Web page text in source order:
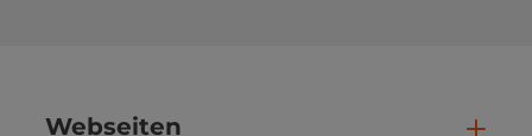
Webseiten